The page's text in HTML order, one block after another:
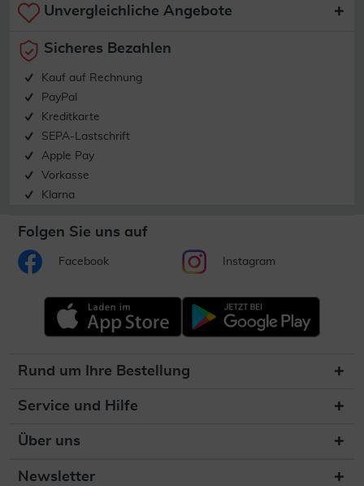
Unvergleichliche Angebote
Sicheres Bezahlen
Kauf auf Rechnung
PayPal
Kreditkarte
SEPA-Lastschrift
Apple Pay
Vorkasse
Klarna
Folgen Sie uns auf
Facebook Instagram
Rund um Ihre Bestellung
Service und Hilfe
Über uns
Newsletter